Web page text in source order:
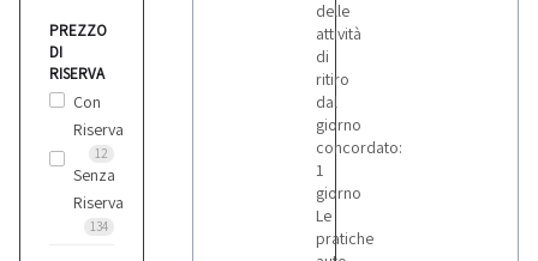
Vari
3
PREZZO
DI
RISERVA
Con
Riserva
12
Senza
Riserva
134
delle
attività
di
ritiro
dal
giorno
concordato:
1
giorno
Le
pratiche